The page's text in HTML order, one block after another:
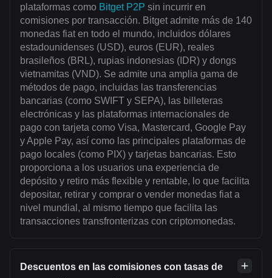
plataformas como Bitget P2P sin incurrir en
comisiones por transacción. Bitget admite más de 140
monedas fiat en todo el mundo, incluidos dólares
estadounidenses (USD), euros (EUR), reales
brasileños (BRL), rupias indonesias (IDR) y dongs
vietnamitas (VND). Se admite una amplia gama de
métodos de pago, incluidas las transferencias
bancarias (como SWIFT y SEPA), las billeteras
electrónicas y las plataformas internacionales de
pago con tarjeta como Visa, Mastercard, Google Pay
y Apple Pay, así como las principales plataformas de
pago locales (como PIX) y tarjetas bancarias. Esto
proporciona a los usuarios una experiencia de
depósito y retiro más flexible y rentable, lo que facilita
depositar, retirar y comprar o vender monedas fiat a
nivel mundial, al mismo tiempo que facilita las
transacciones transfronterizas con criptomonedas.
Descuentos en las comisiones con tasas de